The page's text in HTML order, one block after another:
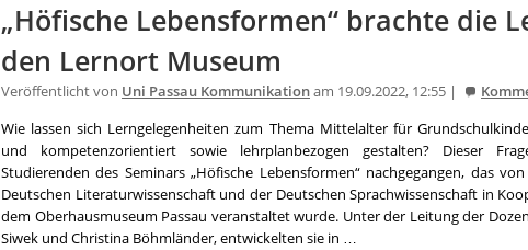
„Höfische Lebensformen“ brachte die
den Lernort Museum
Veröffentlicht von Uni Passau Kommunikationam 19.09.2022, 12:55 |
Wie lassen sich Lerngelegenheiten zum Thema Mittelalter für
und kompetenzorientiert sowie lehrplanbezogen gestalten? Dieser
Studierenden des Seminars „Höfische Lebensformen“ nachgegangen, das
Deutschen Literaturwissenschaft und der Deutschen Sprachwissenschaft in
dem Oberhausmuseum Passau veranstaltet wurde. Unter der Leitung der
Siwek und Christina Böhmländer, entwickelten sie in …